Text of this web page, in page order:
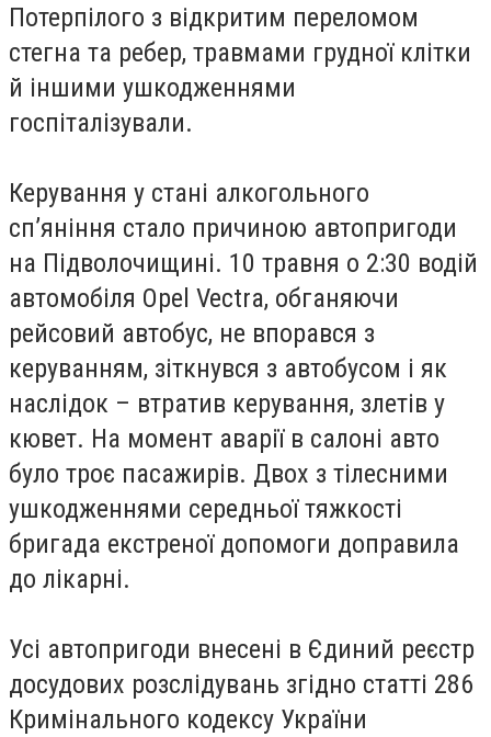
Потерпілого з відкритим переломом
стегна та ребер, травмами грудної клітки
й іншими ушкодженнями
госпіталізували.
Керування у стані алкогольного
сп’яніння стало причиною автопригоди
на Підволочищині. 10 травня о 2:30 водій
автомобіля Opel Vectra, обганяючи
рейсовий автобус, не впорався з
керуванням, зіткнувся з автобусом і як
наслідок – втратив керування, злетів у
кювет. На момент аварії в салоні авто
було троє пасажирів. Двох з тілесними
ушкодженнями середньої тяжкості
бригада екстреної допомоги доправила
до лікарні.
Усі автопригоди внесені в Єдиний реєстр
досудових розслідувань згідно статті 286
Кримінального кодексу України